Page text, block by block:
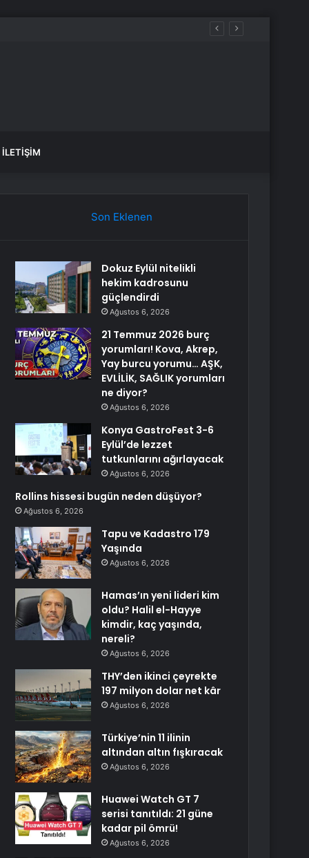
SAĞLIK yorumları ne diyor?
İLETIŞIM
Son Eklenen
Dokuz Eylül nitelikli
hekim kadrosunu
güçlendirdi
Ağustos 6, 2026
21 Temmuz 2026 burç
yorumları! Kova, Akrep,
Yay burcu yorumu… AŞK,
EVLİLİK, SAĞLIK yorumları
ne diyor?
Ağustos 6, 2026
Konya GastroFest 3-6
Eylül’de lezzet
tutkunlarını ağırlayacak
Ağustos 6, 2026
Rollins hissesi bugün neden düşüyor?
Ağustos 6, 2026
Tapu ve Kadastro 179
Yaşında
Ağustos 6, 2026
Hamas’ın yeni lideri kim
oldu? Halil el-Hayye
kimdir, kaç yaşında,
nereli?
Ağustos 6, 2026
THY’den ikinci çeyrekte
197 milyon dolar net kâr
Ağustos 6, 2026
Türkiye’nin 11 ilinin
altından altın fışkıracak
Ağustos 6, 2026
Huawei Watch GT 7
serisi tanıtıldı: 21 güne
kadar pil ömrü!
Ağustos 6, 2026